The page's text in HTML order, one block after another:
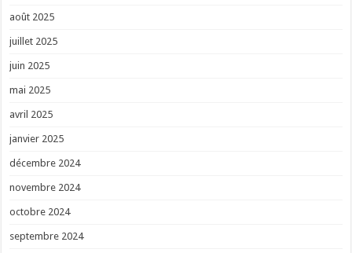
août 2025
juillet 2025
juin 2025
mai 2025
avril 2025
janvier 2025
décembre 2024
novembre 2024
octobre 2024
septembre 2024